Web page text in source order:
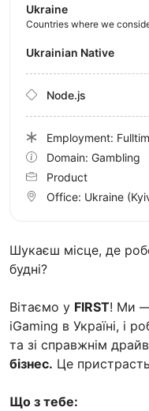
Шукаєш місце, де
будні?
Вітаємо у FIRST! Ми —
iGaming в Україні, і
та зі справжнім
бізнес. Це
Що з тебе:
Ukraine
Countries where we
Ukrainian Native
Node.js
Employment:
Domain: Gambling
Product
Office: Ukraine